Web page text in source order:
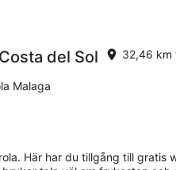
del Sol
Malaga
32,46 km
Här har du tillgång till gratis